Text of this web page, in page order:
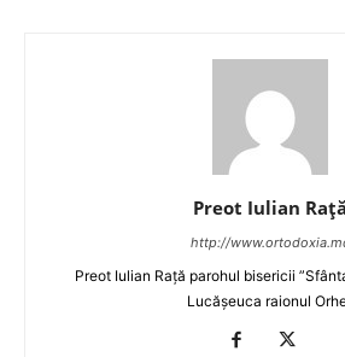
Preot Iulian Raţă
http://
Preot Iulian Rață parohul bisericii
Lucășeuca raionul